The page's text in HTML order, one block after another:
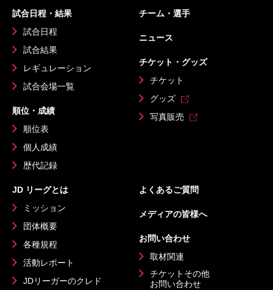
試合日程・結果
試合日程
試合結果
レギュレーション
試合会場一覧
順位・成績
順位表
個人成績
歴代記録
チーム・選手
ニュース
チケット・グッズ
チケット
グッズ
写真販売
JD リーグとは
ミッション
団体概要
各種規程
活動レポート
JDリーガーのクレド
よくあるご質問
メディアの皆様へ
お問い合わせ
取材関連
チケットその他
お問い合わせ